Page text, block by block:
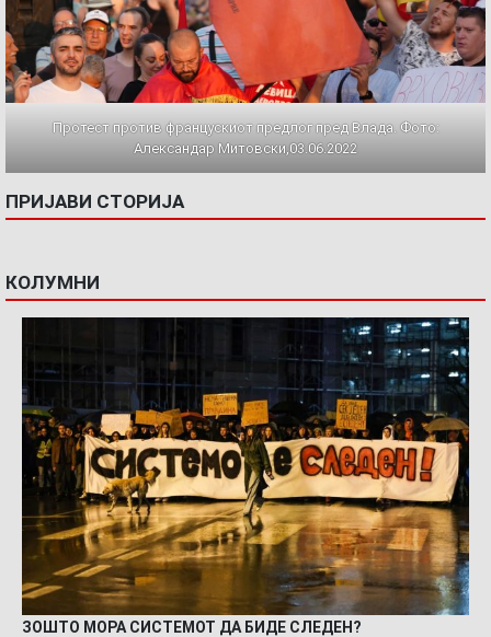
Протест против францускиот предлог пред Влада. Фото:
Александар Митовски,03.06.2022
ПРИЈАВИ СТОРИЈА
КОЛУМНИ
ЗОШТО МОРА СИСТЕМОТ ДА БИДЕ СЛЕДЕН?